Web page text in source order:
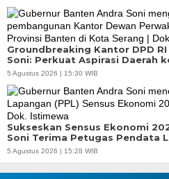
Groundbreaking Kantor DPD
Soni: Perkuat Aspirasi Daerah
5 Agustus 2026 | 15:30 WIB
Sukseskan Sensus Ekonomi
Soni Terima Petugas Pendata
5 Agustus 2026 | 15:28 WIB